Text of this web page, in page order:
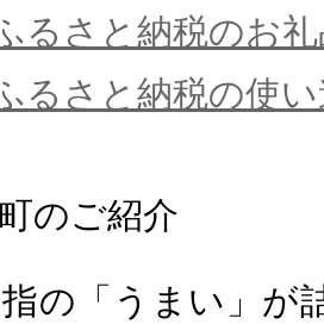
るさと納税のお
るさと納税の使
のご紹介
の「うまい」が